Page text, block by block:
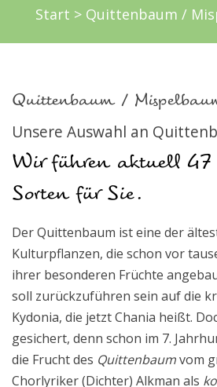
Start > Quittenbaum /
Quittenbaum /
Unsere Auswahl an
Wir führen aktuell 47
Sorten für Sie.
Der Quittenbaum ist eine der
Kulturpflanzen, die schon vor
ihrer besonderen Früchte
soll zurückzuführen sein auf die
Kydonia, die jetzt Chania heißt.
gesichert, denn schon im 7.
die Frucht des Quittenbaumvom
Chorlyriker (Dichter) Alkman als